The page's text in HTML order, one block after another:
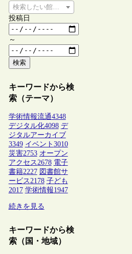
検索したい館種を選択してください
投稿日
～
検索
キーワードから検
索（テーマ）
学術情報流通4348
デジタル化4098 デ
ジタルアーカイブ
3349 イベント 3010
災害2753 オープン
アクセス2678 電子
書籍2227 図書館サ
ービス2178 子ども
2017 学術情報1947
続きを見る
キーワードから検
索（国・地域）